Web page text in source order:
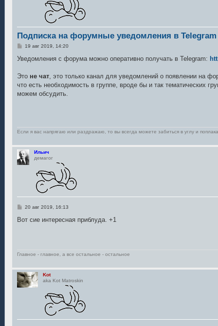
Подписка на форумные уведомления в Telegram
С
о
е
и
е
19 авг 2019, 14:20
Уведомления с форума можно оперативно получать в Telegram:
Это не чат, это только канал для уведомлений о появлении на
что есть необходимость в группе, вроде бы и так тематических
можем обсудить.
Если я вас напрягаю или раздражаю, то вы всегда можете забиться в углу и
Ильич
демагог
С
о
е
20 авг 2019, 16:13
Вот сие интересная приблуда. +1
Главное - главное, а все остальное - остальное
Kot
aka Kot Matroskin